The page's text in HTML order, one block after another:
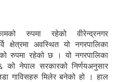
रुपमा रहेको वीरेन्द्रनगर
क्षेत्रमा अवस्थित यो नगरपालिका
रुपमा रहेको छ । यो नगरपालिका
नेपाल सरकारको निर्णयअनुसार
गाविसहरु मिलेर बनेको हो । हाल